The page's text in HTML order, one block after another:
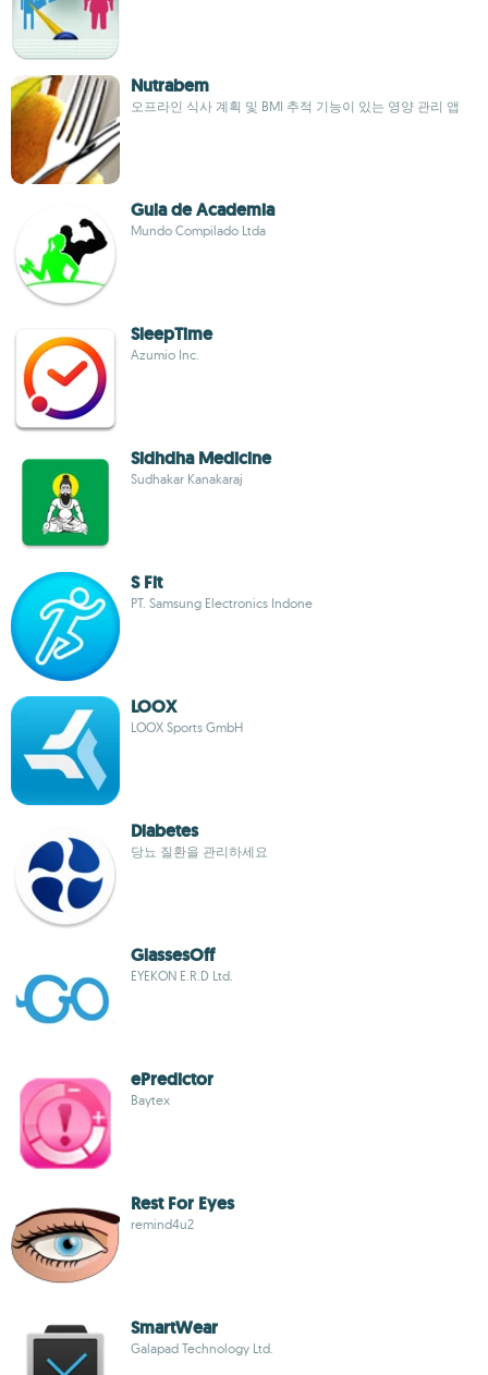
Nutrabem
오프라인 식사 계획 및 BMI 추적 기능이 있는 영양 관리 앱
Guia de Academia
Mundo Compilado Ltda
SleepTime
Azumio Inc.
Sidhdha Medicine
Sudhakar Kanakaraj
S Fit
PT. Samsung Electronics Indone
LOOX
LOOX Sports GmbH
Diabetes
당뇨 질환을 관리하세요
GlassesOff
EYEKON E.R.D Ltd.
ePredictor
Baytex
Rest For Eyes
remind4u2
SmartWear
Galapad Technology Ltd.